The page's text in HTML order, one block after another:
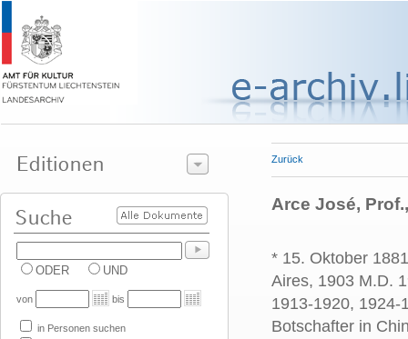
ODER UND
von bis
in Personen suchen
Zurück
Arce José,
* 15. Oktober
Aires, 1903 M.D.
1913-1920, 1924-
Botschafter in